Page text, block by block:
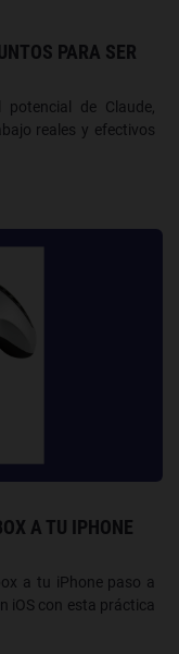
PARA SER
de Claude,
reales y efectivos
A TU IPHONE
a tu iPhone paso a
iOS con esta práctica